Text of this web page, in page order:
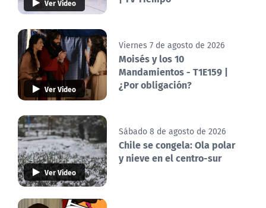
Ver Video
Ver Video
Viernes 7 de agosto de 2026
Moisés y los 10
Mandamientos - T1E159 |
¿Por obligación?
Ver Video
Sábado 8 de agosto de 2026
Chile se congela: Ola polar
y nieve en el centro-sur